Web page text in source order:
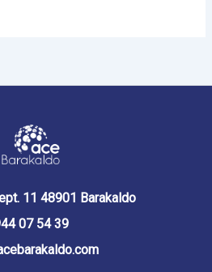
11 48901 Barakaldo
07 54 39